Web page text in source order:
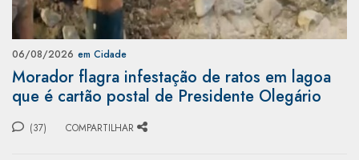
06/08/2026 em Cidade
Morador flagra infestação de ratos em lagoa
que é cartão postal de Presidente Olegário
(37) COMPARTILHAR